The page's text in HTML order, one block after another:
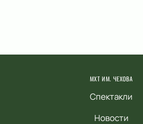
МХТ ИМ. ЧЕХОВА
Спектакли
Новости